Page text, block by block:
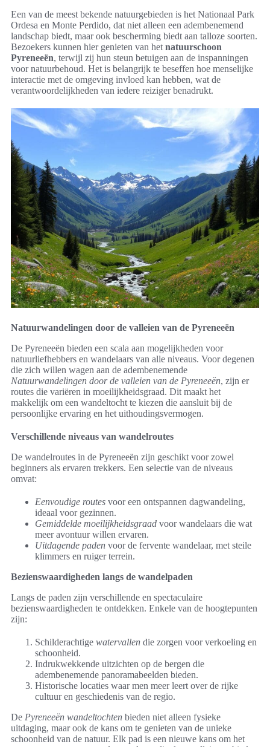
Een van de meest bekende natuurgebieden is het Nationaal Park
Ordesa en Monte Perdido, dat niet alleen een adembenemend
landschap biedt, maar ook bescherming biedt aan talloze soorten.
Bezoekers kunnen hier genieten van het natuurschoon
Pyreneeën, terwijl zij hun steun betuigen aan de inspanningen
voor natuurbehoud. Het is belangrijk te beseffen hoe menselijke
interactie met de omgeving invloed kan hebben, wat de
verantwoordelijkheden van iedere reiziger benadrukt.
Natuurwandelingen door de valleien van de Pyreneeën
De Pyreneeën bieden een scala aan mogelijkheden voor
natuurliefhebbers en wandelaars van alle niveaus. Voor degenen
die zich willen wagen aan de adembenemende
Natuurwandelingen door de valleien van de Pyreneeën, zijn er
routes die variëren in moeilijkheidsgraad. Dit maakt het
makkelijk om een wandeltocht te kiezen die aansluit bij de
persoonlijke ervaring en het uithoudingsvermogen.
Verschillende niveaus van wandelroutes
De wandelroutes in de Pyreneeën zijn geschikt voor zowel
beginners als ervaren trekkers. Een selectie van de niveaus
omvat:
Eenvoudige routes voor een ontspannen dagwandeling,
ideaal voor gezinnen.
Gemiddelde moeilijkheidsgraad voor wandelaars die wat
meer avontuur willen ervaren.
Uitdagende paden voor de fervente wandelaar, met steile
klimmers en ruiger terrein.
Bezienswaardigheden langs de wandelpaden
Langs de paden zijn verschillende en spectaculaire
bezienswaardigheden te ontdekken. Enkele van de hoogtepunten
zijn:
Schilderachtige watervallen die zorgen voor verkoeling en
schoonheid.
Indrukwekkende uitzichten op de bergen die
adembenemende panoramabeelden bieden.
Historische locaties waar men meer leert over de rijke
cultuur en geschiedenis van de regio.
De Pyreneeën wandeltochten bieden niet alleen fysieke
uitdaging, maar ook de kans om te genieten van de unieke
schoonheid van de natuur. Elk pad is een nieuwe kans om het